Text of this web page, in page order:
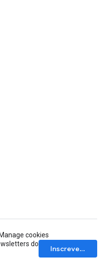
Manage cookies
do
Inscrever-se